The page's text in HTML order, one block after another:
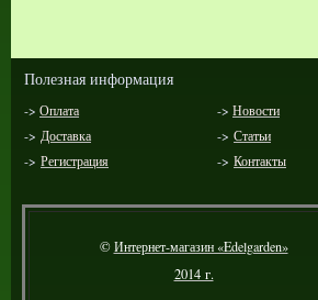
Полезная информация
-> Оплата -> Новости
-> Доставка -> Статьи
-> Регистрация -> Контакты
©Интернет-магазин «Edelgarden»
2014 г.